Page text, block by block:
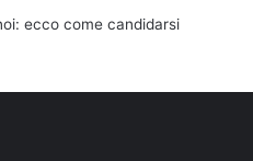
ecco come candidarsi